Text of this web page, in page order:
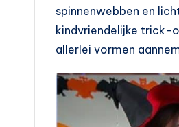
spinnenwebben en
kindvriendelijke trick-
allerlei vormen